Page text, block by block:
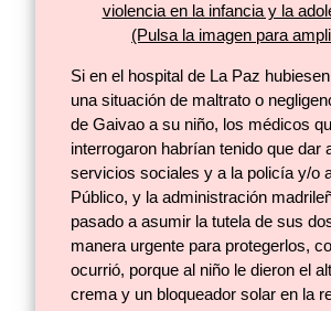
violencia en la infancia y la
(Pulsa la imagen para
Si en el hospital de La Paz
una situación de maltrato o
de Gaivao a su niño, los médicos
interrogaron habrían tenido que dar
servicios sociales y a la policía y/o
Público, y la administración
pasado a asumir la tutela de sus
manera urgente para protegerlos,
ocurrió, porque al niño le dieron el
crema y un bloqueador solar en la